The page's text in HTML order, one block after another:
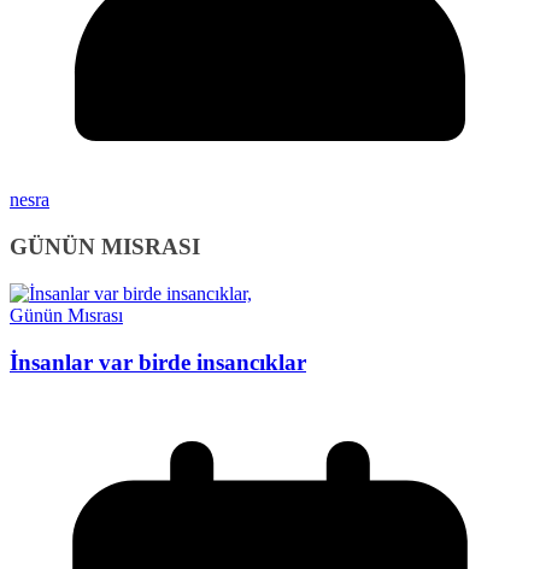
nesra
GÜNÜN MISRASI
Günün Mısrası
İnsanlar var birde insancıklar